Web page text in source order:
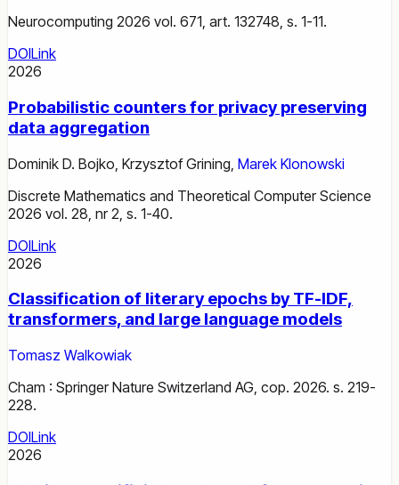
Neurocomputing 2026 vol. 671, art. 132748, s. 1-11.
DOILink
2026
Probabilistic counters for privacy preserving
data aggregation
Dominik D. Bojko Krzysztof Grining Marek Klonowski
Discrete Mathematics and Theoretical Computer Science
2026 vol. 28, nr 2, s. 1-40.
DOILink
2026
Classification of literary epochs by TF-IDF,
transformers, and large language models
Tomasz Walkowiak
Cham : Springer Nature Switzerland AG, cop. 2026. s. 219-
228.
DOILink
2026